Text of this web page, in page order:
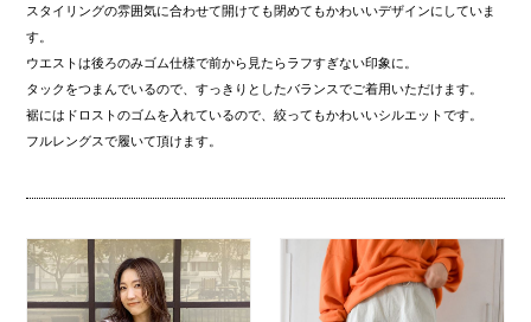
スタイリングの雰囲気に合わせて開けても閉めてもかわいいデザインにしていま
す。
ウエストは後ろのみゴム仕様で前から見たらラフすぎない印象に。
タックをつまんでいるので、すっきりとしたバランスでご着用いただけます。
裾にはドロストのゴムを入れているので、絞ってもかわいいシルエットです。
フルレングスで履いて頂けます。